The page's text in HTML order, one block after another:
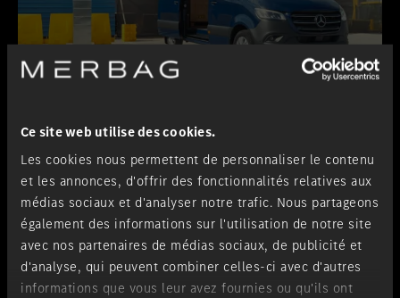
Ce site web utilise des cookies.
Les cookies nous permettent de personnaliser le contenu
et les annonces, d'offrir des fonctionnalités relatives aux
médias sociaux et d'analyser notre trafic. Nous partageons
également des informations sur l'utilisation de notre site
avec nos partenaires de médias sociaux, de publicité et
d'analyse, qui peuvent combiner celles-ci avec d'autres
informations que vous leur avez fournies ou qu'ils ont
Extérieur